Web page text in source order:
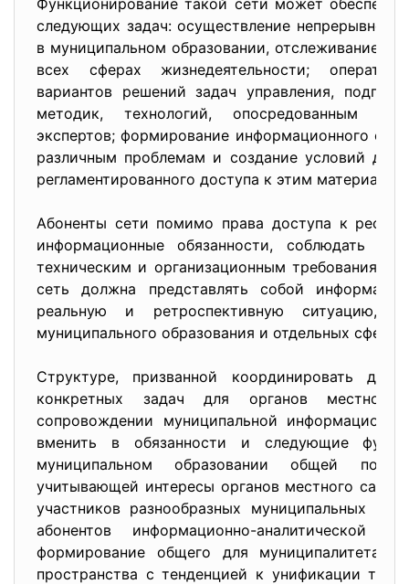
Функционирование такой сети может
следующих задач: осуществление непрерывного
в муниципальном образовании, отслеживание
всех сферах жизнедеятельности;
вариантов решений задач управления,
методик, технологий, опосредованным
экспертов; формирование информационного
различным проблемам и создание условий для
регламентированного доступа к этим
Абоненты сети помимо права доступа к
информационные обязанности, соблюдать
техническим и организационным требованиям.
сеть должна представлять собой
реальную и ретроспективную ситуацию,
муниципального образования и отдельных сфер
Структуре, призванной координировать
конкретных задач для органов
сопровождении муниципальной
вменить в обязанности и следующие
муниципальном образовании общей
учитывающей интересы органов местного
участников разнообразных муниципальных
абонентов информационно-аналитической
формирование общего для муниципалитета
пространства с тенденцией к унификации